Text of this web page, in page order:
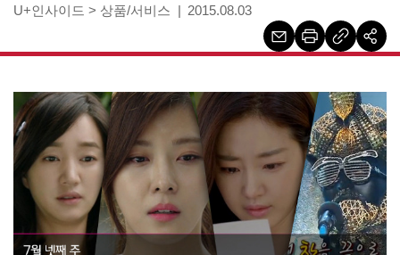
U+인사이드 > 상품/서비스 2015.08.03